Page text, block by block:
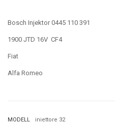
Bosch Injektor 0445 110 391
1900 JTD 16V CF4
Fiat
Alfa Romeo
MODELL iniettore 32